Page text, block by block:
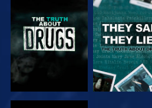
KIJK